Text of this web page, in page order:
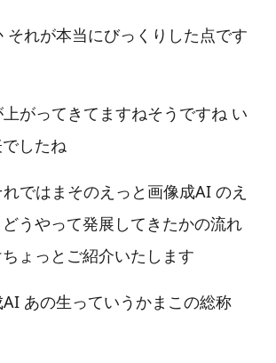
それが本当にびっくりした点です
がってきてますねそうですね い
したね
ではまそのえっと画像成AI のえ
うやって発展してきたかの流れ
ょっとご紹介いたします
あの生っていうかまこの総称